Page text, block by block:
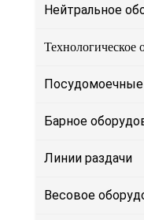
Нейтральное
Технологическое
Барное
Линии раздачи
Весовое